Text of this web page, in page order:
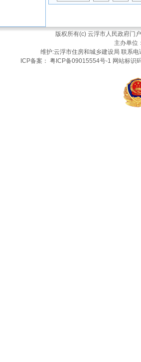
版权所有(c) 云浮市人民政府门
主办单
维护:云浮市住房和城乡建设局 联系
ICP备案： 粤ICP备09015554号-1 网站标